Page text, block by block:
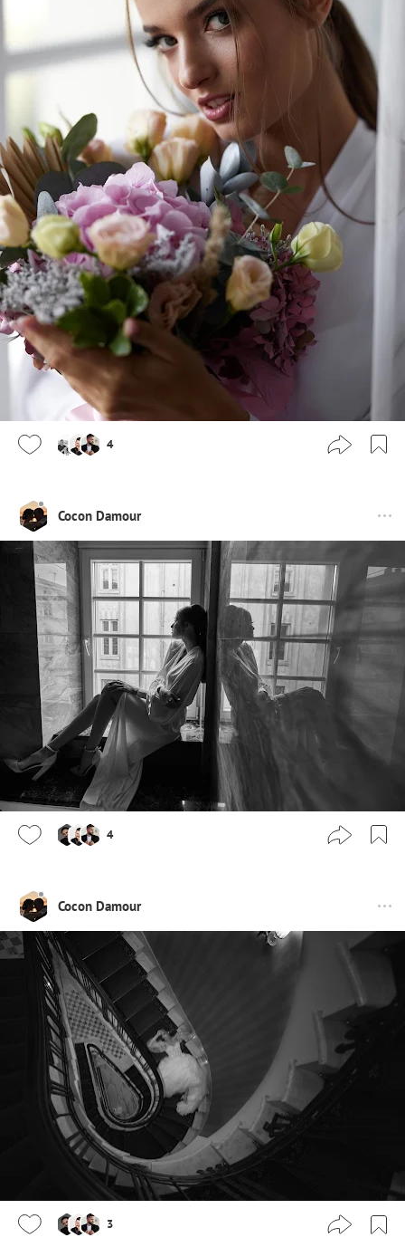
4
Cocon Damour
4
Cocon Damour
3